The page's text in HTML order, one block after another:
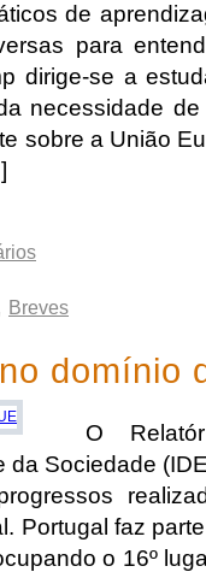
de
para
dirige-se a
necessidade
sobre a União
Breves
domínio
O
da Sociedade
Portugal faz
o 16º